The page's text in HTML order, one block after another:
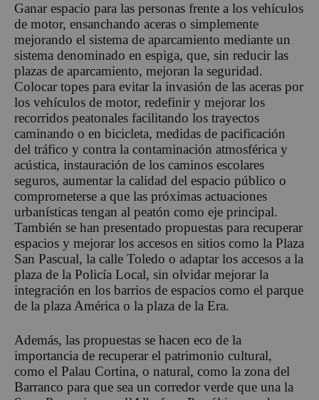
Ganar espacio para las personas frente a los vehículos
de motor, ensanchando aceras o simplemente
mejorando el sistema de aparcamiento mediante un
sistema denominado en espiga, que, sin reducir las
plazas de aparcamiento, mejoran la seguridad.
Colocar topes para evitar la invasión de las aceras por
los vehículos de motor, redefinir y mejorar los
recorridos peatonales facilitando los trayectos
caminando o en bicicleta, medidas de pacificación
del tráfico y contra la contaminación atmosférica y
acústica, instauración de los caminos escolares
seguros, aumentar la calidad del espacio público o
comprometerse a que las próximas actuaciones
urbanísticas tengan al peatón como eje principal.
También se han presentado propuestas para recuperar
espacios y mejorar los accesos en sitios como la Plaza
San Pascual, la calle Toledo o adaptar los accesos a la
plaza de la Policía Local, sin olvidar mejorar la
integración en los barrios de espacios como el parque
de la plaza América o la plaza de la Era.
Además, las propuestas se hacen eco de la
importancia de recuperar el patrimonio cultural,
como el Palau Cortina, o natural, como la zona del
Barranco para que sea un corredor verde que una la